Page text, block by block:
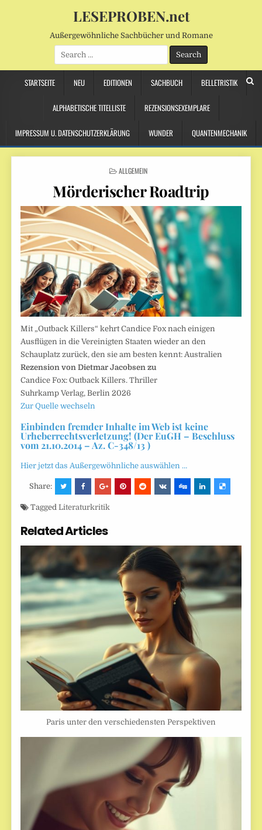
LESEPROBEN.net
Außergewöhnliche Sachbücher und Romane
Search
for:
STARTSEITE NEU EDITIONEN SACHBUCH BELLETRISTIK
ALPHABETISCHE TITELLISTE REZENSIONSEXEMPLARE
IMPRESSUM U. DATENSCHUTZERKLÄRUNG WUNDER QUANTENMECHANIK
POSTED
ALLGEMEIN
Mörderischer Roadtrip
Mit „Outback Killers“ kehrt Candice Fox nach einigen
Ausflügen in die Vereinigten Staaten wieder an den
Schauplatz zurück, den sie am besten kennt: Australien
Rezension von Dietmar Jacobsen zu
Candice Fox: Outback Killers. Thriller
Suhrkamp Verlag, Berlin 2026
Zur Quelle wechseln
Einbinden fremder Inhalte im Web ist keine
Urheberrechtsverletzung! (Der EuGH – Beschluss
vom 21.10.2014 – Az. C-348/13 )
Hier jetzt das Außergewöhnliche auswählen …
Share:
TaggedLiteraturkritik
Related Articles
Paris unter den verschiedensten Perspektiven